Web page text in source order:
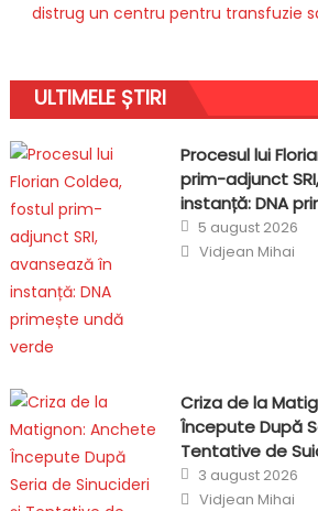
distrug un centru pentru transfuzie
ULTIMELE ȘTIRI
Procesul lui
prim-adjunct
instanță: DNA
Posted
on
5 august 2026
Author
Vidjean Mihai
Criza de la
Începute După
Tentative de
Posted
on
3 august 2026
Author
Vidjean Mihai